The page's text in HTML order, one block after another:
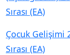
Sırası (EA)
Çocuk Gelişimi
Sırası (EA)